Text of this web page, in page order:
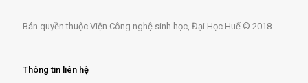
Bản quyền thuộc Viện Công nghệ sinh học, Đại Học Huế © 2018
Thông tin liên hệ